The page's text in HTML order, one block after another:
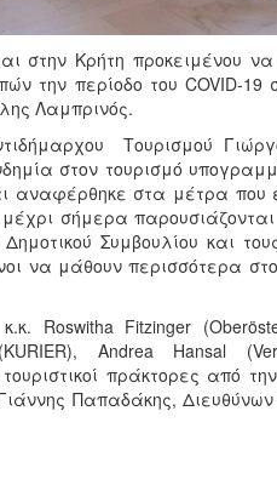
στην Κρήτη προκειμένου
την περίοδο του COVID-
Λαμπρινός.
Τουρισμού
στον τουρισμό
αναφέρθηκε στα μέτρα που
σήμερα
Συμβουλίου και
να μάθουν περισσότερα
Roswitha Fitzinger
Andrea Hansal
πράκτορες από
Παπαδάκης,